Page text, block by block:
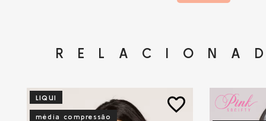
LIQUI
média compressão
favorite_border